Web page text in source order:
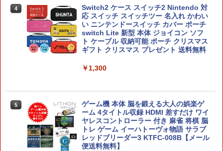
4
ホリ Switch2 星のカービィ ぬいポーチ f
or Nintendo Switch 2 カービィ
￥4,980
スクウェア・エニックス 【Switch2】FI
バ-ス]
￥5,920
3 がんばれゴエモン大集合！ PS5版
￥4,889
【中古】[PS5] Clair Obscur: Expeditio
n 33(クレール・オブスキュール:エクス
ペディション 33) Kepler Interactive(20
250424)
￥5,580
4
Switch2 ケース スイッチ2 Nintendo 対
応 スイッチ スイッチツー 名入れ かわい
い ニンテンドースイッチ カバー ポーチ
switch Lite 新型 本体 ジョイコン ソフ
ト ケーブル 収納可能 ポーチ クリスマス
ギフト クリスマス プレゼント 送料無料
￥1,300
5
ゲーム機 本体 脳を鍛える大人の娯楽ゲ
ーム 4タイトル収録 HDMI 差すだけ ワイ
ヤレスコントローラー 付き 麻雀 将棋 脳
トレ ゲーム イーハトーヴォ物語 サラブ
レッドブリーダー3 KTFC-008B【メール
便送料無料】